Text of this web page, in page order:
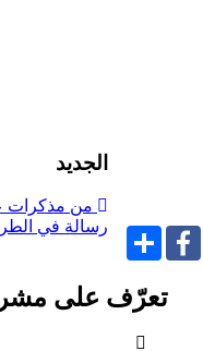
ShareFacebook
الجديد
من مذكرات
رسالة في
تعرّف على